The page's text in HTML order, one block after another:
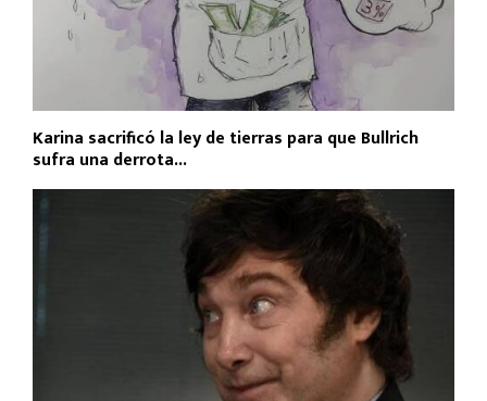
Karina sacrificó la ley de tierras para que Bullrich
sufra una derrota...